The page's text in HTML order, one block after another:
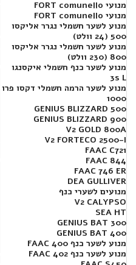
מנועי FORT comunello
מנועי FORT comunello
מנוע לשער חשמלי נגרר אליקסו
500 (24 וולט)
מנוע לשער חשמלי נגרר אליקסו
800 (230 וולט)
מנוע לשער כנף חשמלי איקסנגו
3s L
מנוע לשער הרמה חשמלי דקסו פרו
1000
GENIUS BLIZZARD 500
GENIUS BLIZZARD 900
V2 GOLD 800A
V2 FORTECO 2500-I
FAAC C721
FAAC 844
FAAC 746 ER
DEA GULLIVER
מנועים לשערי כנף
V2 CALYPSO
SEA HT
300 GENIUS BAT
400 GENIUS BAT
מנוע לשער כנף FAAC 400
מנוע לשער כנף FAAC 402